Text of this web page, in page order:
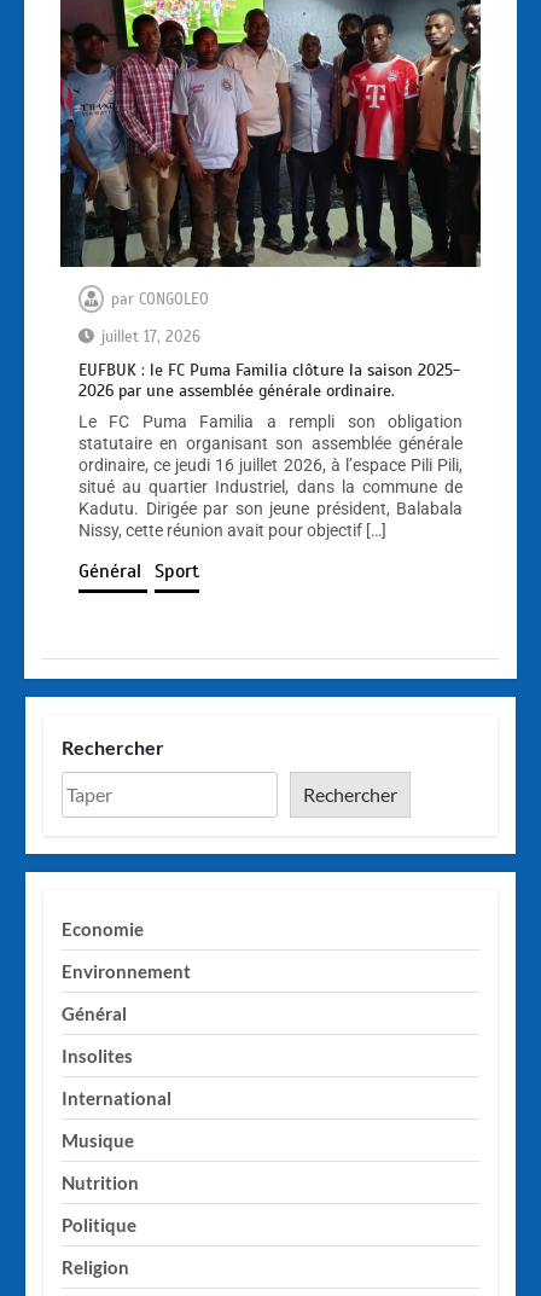
par CONGOLEO
juillet 17, 2026
EUFBUK : le FC Puma Familia clôture la saison 2025-
2026 par une assemblée générale ordinaire.
Le FC Puma Familia a rempli son obligation
statutaire en organisant son assemblée générale
ordinaire, ce jeudi 16 juillet 2026, à l’espace Pili Pili,
situé au quartier Industriel, dans la commune de
Kadutu. Dirigée par son jeune président, Balabala
Nissy, cette réunion avait pour objectif […]
Général Sport
Rechercher
Rechercher
Economie
Environnement
Général
Insolites
International
Musique
Nutrition
Politique
Religion